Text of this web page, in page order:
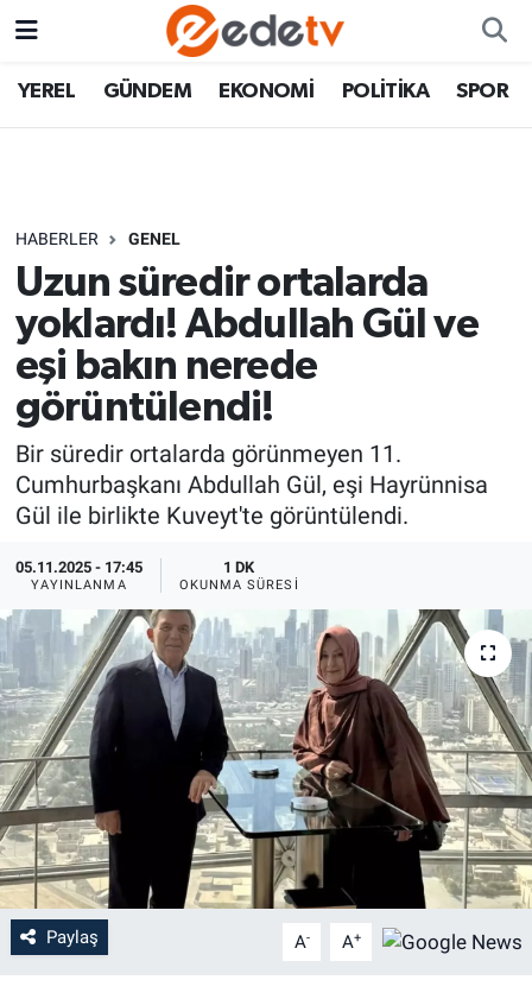
YEREL GÜNDEM EKONOMİ POLİTİKA SPOR
HABERLER GENEL
Uzun süredir ortalarda
yoklardı! Abdullah Gül ve
eşi bakın nerede
görüntülendi!
Bir süredir ortalarda görünmeyen 11.
Cumhurbaşkanı Abdullah Gül, eşi Hayrünnisa
Gül ile birlikte Kuveyt'te görüntülendi.
05.11.2025 - 17:45
YAYINLANMA
1 DK
OKUNMA SÜRESI
Paylaş A- A+